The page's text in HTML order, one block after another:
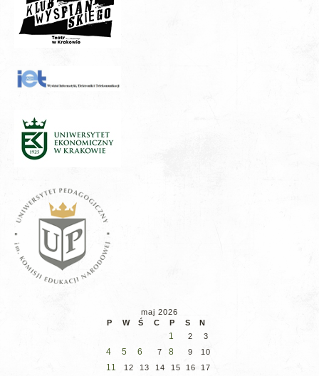
maj 2026
P
W Ś C P S N
1 2 3
4 5 6 7 8 9 10
11 12 13 14 15 16 17